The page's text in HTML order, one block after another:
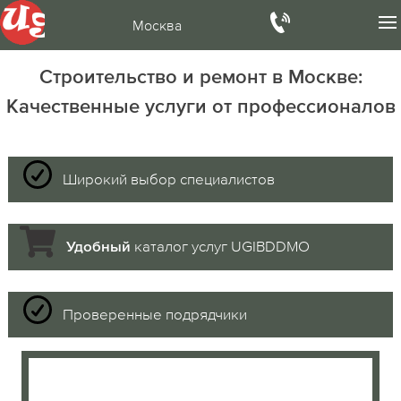
Москва
Строительство и ремонт в Москве:
Качественные услуги от профессионалов
Широкий выбор специалистов
Удобный каталог услуг UGIBDDMO
Проверенные подрядчики